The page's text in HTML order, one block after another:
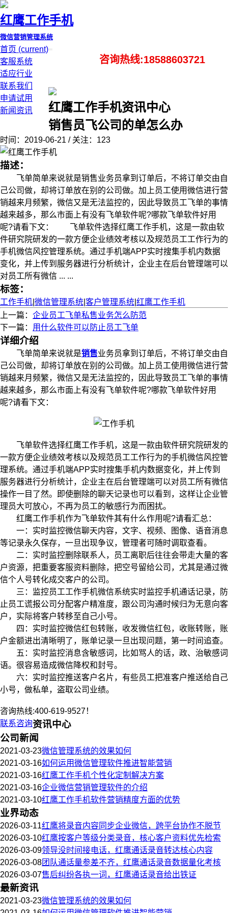
红鹰工作手机
微信营销管理系统
首页 (current)
客服系统
适应行业
联系我们
申请试用
新闻资讯
咨询热线:18588603721
红鹰工作手机资讯中心
销售员飞公司的单怎么办
时间：2019-06-21 / 关注：123
描述：
飞单简单来说就是销售业务员拿到订单后，不将订单交由自
己公司做，却将订单放在别的公司做。加上员工使用微信进行营
销越来月频繁，微信又是无法监控的，因此导致员工飞单的事情
越来越多，那么市面上有没有飞单软件呢?哪款飞单软件好用
呢?请看下文： 飞单软件选择红鹰工作手机，这是一款由软
件研究院研发的一款方便企业绩效考核以及规范员工工作行为的
手机微信风控管理系统。通过手机端APP实时搜集手机内数据
变化，并上传到服务器进行分析统计，企业主在后台管理端可以
对员工所有微信 ... ...
标签：
工作手机 微信管理系统 客户管理系统 红鹰工作手机
上一篇： 企业员工飞单私售业务怎么防范
下一篇： 用什么软件可以防止员工飞单
详细介绍
飞单简单来说就是销售业务员拿到订单后，不将订单交由自
己公司做，却将订单放在别的公司做。加上员工使用微信进行营
销越来月频繁，微信又是无法监控的，因此导致员工飞单的事情
越来越多，那么市面上有没有飞单软件呢?哪款飞单软件好用
呢?请看下文：
飞单软件选择红鹰工作手机，这是一款由软件研究院研发的
一款方便企业绩效考核以及规范员工工作行为的手机微信风控管
理系统。通过手机端APP实时搜集手机内数据变化，并上传到
服务器进行分析统计，企业主在后台管理端可以对员工所有微信
操作一目了然。即使删除的聊天记录也可以看到，这样让企业管
理员大可放心，不再为员工的敏感行为而困扰。
红鹰工作手机作为飞单软件其有什么作用呢?请看汇总：
一：实时监控微信聊天内容，文字、视频、图像、语音消息
等记录永久保存，一旦出现争议，管理者可随时调取查看。
二：实时监控删除联系人，员工离职后往往会带走大量的客
户资源，把重要客服资料删除，把空号留给公司，尤其是通过微
信个人号转化成交客户的公司。
三：监控员工工作手机微信系统实时监控手机通话记录，防
止员工谎报公司分配客户精准度，跟公司沟通时候归为无意向客
户，实际将客户转移至自己小号。
四：实时监控微信红包转账，收发微信红包，收账转账，账
户金额进出清晰明了，账单记录一旦出现问题，第一时间追查。
五：实时监控消息含敏感词，比如骂人的话，政、治敏感词
语。很容易造成微信降权和封号。
六：实时监控推送客户名片，有些员工把准客户推送给自己
小号，做私单，盗取公司业绩。
咨询热线:400-619-9527！
联系咨询资讯中心
公司新闻
2021-03-23微信管理系统的效果如何
2021-03-16如何运用微信管理软件推进智能营销
2021-03-16红鹰工作手机个性化定制解决方案
2021-03-16企业微信营销管理软件的介绍
2021-03-10红鹰工作手机软件营销精度方面的优势
业界动态
2026-03-11红鹰将录音内容同步企业微信，跨平台协作不脱节
2026-03-10红鹰按客户等级分类录音，核心客户资料优先检索
2026-03-09领导没时间接电话，红鹰通话录音转达核心内容
2026-03-08团队通话量参差不齐，红鹰通话录音数据量化考核
2026-03-07售后纠纷各执一词，红鹰通话录音给出铁证
最新资讯
2021-03-23微信管理系统的效果如何